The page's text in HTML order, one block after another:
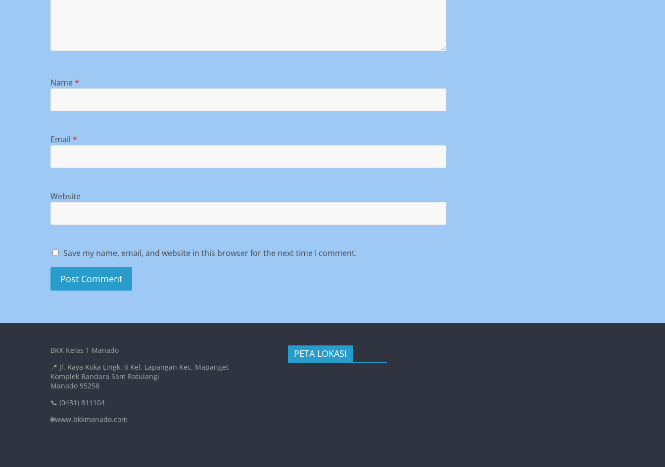
Name*
Email *
Website
Save my name, email, and website in this browser for the next time I comment.
BKK Kelas 1 Manado
📍 Jl. Raya Koka Lingk. II Kel. Lapangan Kec. Mapanget
Komplek Bandara Sam Ratulangi
Manado 95258
📞 (0431) 811104
🌐www.bkkmanado.com
PETA LOKASI